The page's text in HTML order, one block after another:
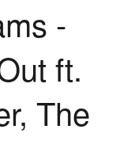
-
ft.
The